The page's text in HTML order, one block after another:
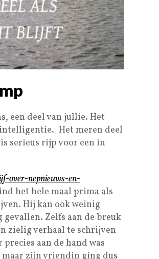
een deel van jullie. Het
Het meren deel
is serieus rijp voor een in
over-nepnieuws-en-
het hele maal prima als
Hij kan ook weinig
Zelfs aan de breuk
zielig verhaal te schrijven
precies aan de hand was
zijn vriendin ging dus